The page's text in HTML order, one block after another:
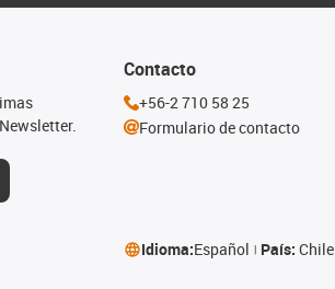
Contacto
+56-2 710 58 25
Formulario de contacto
Idioma:Español País: Chile